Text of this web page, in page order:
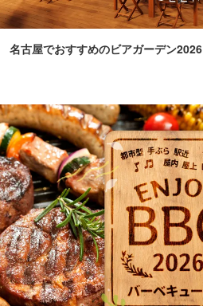
名古屋でおすすめのビアガーデン2026